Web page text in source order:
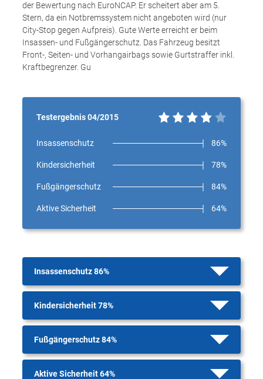
der Bewertung nach EuroNCAP. Er scheitert aber am 5.
Stern, da ein Notbremssystem nicht angeboten wird (nur
City-Stop gegen Aufpreis). Gute Werte erreicht er beim
Insassen- und Fußgängerschutz. Das Fahrzeug besitzt
Front-, Seiten- und Vorhangairbags sowie Gurtstraffer inkl.
Kraftbegrenzer. Gu
Testergebnis 04/2015
Insassenschutz 86%
Kindersicherheit 78%
Fußgängerschutz 84%
Aktive Sicherheit 64%
Insassenschutz 86%
Kindersicherheit 78%
Fußgängerschutz 84%
Aktive Sicherheit 64%